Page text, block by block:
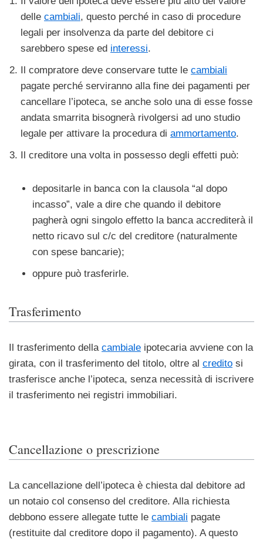
delle cambiali, questo perché in caso di procedure
legali per insolvenza da parte del debitore ci
sarebbero spese ed interessi.
Il compratore deve conservare tutte le cambiali
pagate perché serviranno alla fine dei pagamenti per
cancellare l’ipoteca, se anche solo una di esse fosse
andata smarrita bisognerà rivolgersi ad uno studio
legale per attivare la procedura di ammortamento.
Il creditore una volta in possesso degli effetti può:
depositarle in banca con la clausola “al dopo
incasso”, vale a dire che quando il debitore
pagherà ogni singolo effetto la banca accrediterà il
netto ricavo sul c/c del creditore (naturalmente
con spese bancarie);
oppure può trasferirle.
Trasferimento
Il trasferimento della cambiale ipotecaria avviene con la
girata, con il trasferimento del titolo, oltre al credito si
trasferisce anche l’ipoteca, senza necessità di iscrivere
il trasferimento nei registri immobiliari.
Cancellazione o prescrizione
La cancellazione dell’ipoteca è chiesta dal debitore ad
un notaio col consenso del creditore. Alla richiesta
debbono essere allegate tutte le cambiali pagate
(restituite dal creditore dopo il pagamento). A questo